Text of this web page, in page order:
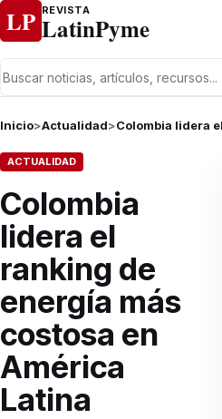
Ir al contenido
LP REVISTA
LatinPyme
Inicio>Actualidad>Colombia lidera
ACTUALIDAD
Colombia
lidera el
ranking de
energía más
costosa en
América
Latina